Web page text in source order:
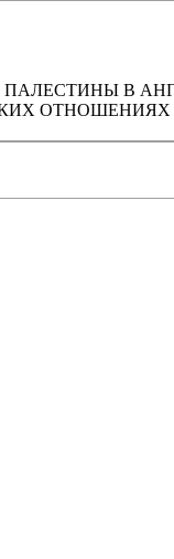
В
ОТНОШЕНИЯХ В